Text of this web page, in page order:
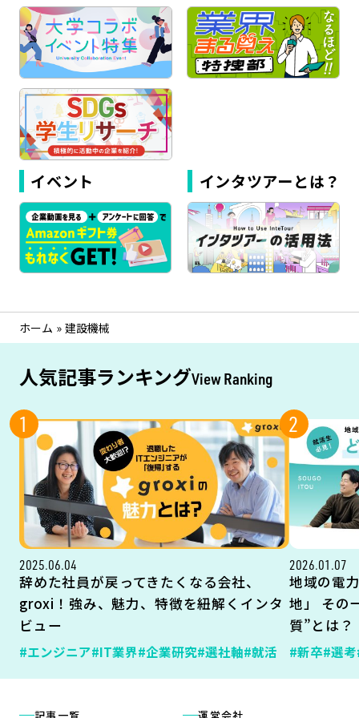
イベント インタツアーとは？
ホーム » 建設機械
人気記事ランキングView Ranking
1
2025.06.04
辞めた社員が戻ってきたくなる会社、
groxi！強み、魅力、特徴を紐解くインタ
ビュー
#エンジニア#IT業界#企業研究#選社軸#就活
2
2026.01.07
地域の電
地」 その
質”とは？
#新卒#選考
記事一覧 運営会社